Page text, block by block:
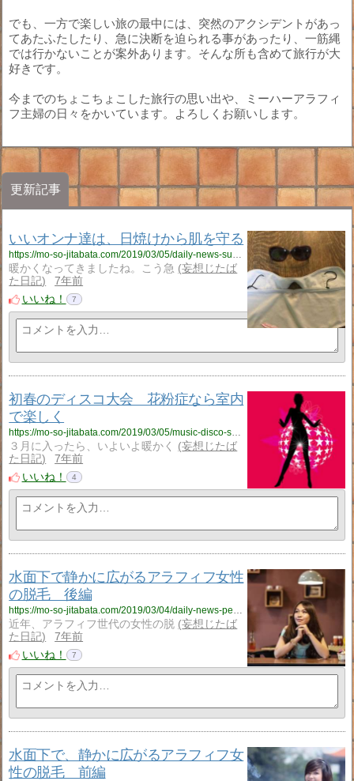
でも、一方で楽しい旅の最中には、突然のアクシデントがあっ
てあたふたしたり、急に決断を迫られる事があったり、一筋縄
では行かないことが案外あります。そんな所も含めて旅行が大
好きです。
今までのちょこちょこした旅行の思い出や、ミーハーアラフィ
フ主婦の日々をかいています。よろしくお願いします。
更新記事
いいオンナ達は、日焼けから肌を守る
暖かくなってきましたね。こう急
妄想じたば
た日記
7年前
いいね！
7
初春のディスコ大会 花粉症なら室内
で楽しく
３月に入ったら、いよいよ暖かく
妄想じたば
た日記
7年前
いいね！
4
水面下で静かに広がるアラフィフ女性
の脱毛 後編
近年、アラフィフ世代の女性の脱
妄想じたば
た日記
7年前
いいね！
7
水面下で、静かに広がるアラフィフ女
性の脱毛 前編